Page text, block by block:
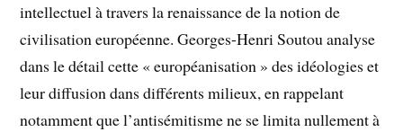
intellectuel à travers la renaissance de la notion de
civilisation européenne. Georges-Henri Soutou analyse
dans le détail cette « européanisation » des idéologies et
leur diffusion dans différents milieux, en rappelant
notamment que l’antisémitisme ne se limita nullement à